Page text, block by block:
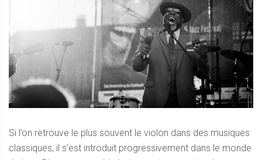
Si l’on retrouve le plus souvent le violon dans des musiques
classiques, il s’est introduit progressivement dans le monde